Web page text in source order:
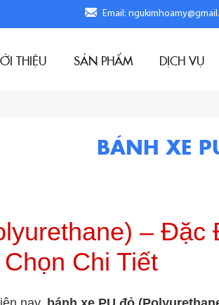
Email:
THIỆU SẢN PHẨM DỊCH VỤ
BÁNH XE
–
Chi Tiết